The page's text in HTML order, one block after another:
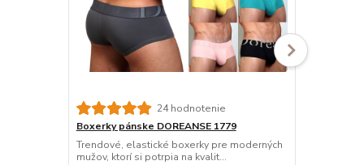
24 hodnotenie
Boxerky pánske DOREANSE 1779
Trendové, elastické boxerky pre moderných
mužov, ktorí si potrpia na kvalit...